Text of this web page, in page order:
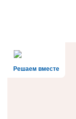
Решаем вместе